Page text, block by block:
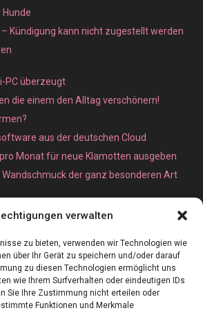
verwalten
zu bieten, verwenden wir Technologien wie
über Ihr Gerät zu speichern und/oder darauf
zu diesen Technologien ermöglicht uns
wie Ihrem Surfverhalten oder eindeutigen IDs
Sie Ihre Zustimmung nicht erteilen oder
Funktionen und Merkmale
Kündigung kann nicht zugestellt werden
PC überzeugt
die einem den Alltag verschönern!
aus der deutschen Cloud
Monat für neue Klamotten ausgeben
der ganz besonderen Art
Metal- und Dedicated Server